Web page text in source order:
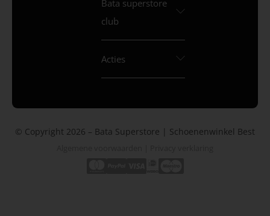
Bata superstore
club
Acties
© Copyright 2026 – Bata Superstore | Schoenenwinkel Best